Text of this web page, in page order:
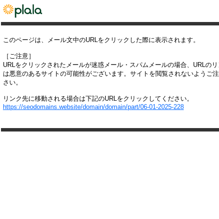
このページは、メール文中のURLをクリックした際に表示されます。
［ご注意］
URLをクリックされたメールが迷惑メール・スパムメールの場合、URLの
は悪意のあるサイトの可能性がございます。サイトを閲覧されないようご
さい。
リンク先に移動される場合は下記のURLをクリックしてください。
https://seodomains.website/domain/domain/part/06-01-2025-228